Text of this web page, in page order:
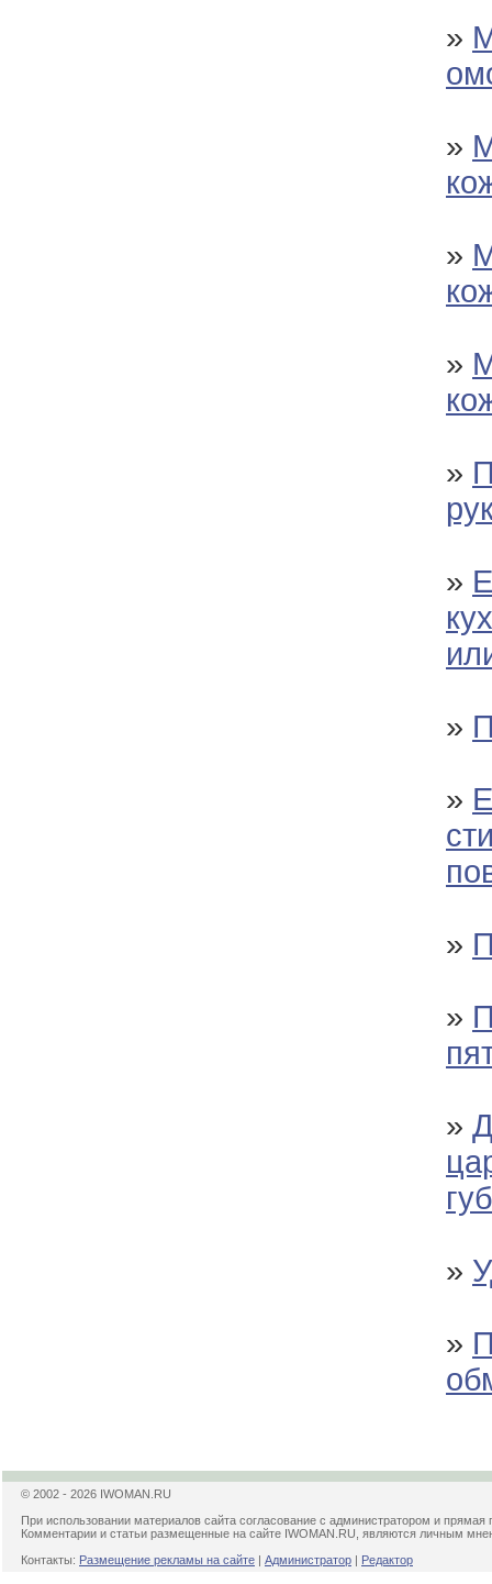
»
»
»
»
»
»
»
»
»
»
»
»
»
© 2002 - 2026 IWOMAN.RU
При использовании материалов сайта согласование с администратором и прямая
Комментарии и статьи размещенные на сайте IWOMAN.RU, являются личным
Контакты: Размещение рекламы на сайте | Администратор | Редактор